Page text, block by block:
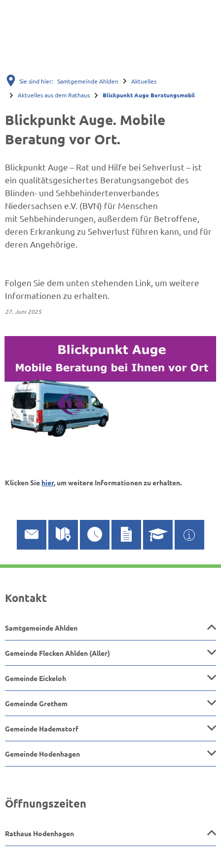
Sie sind hier: Samtgemeinde Ahlden
Aktuelles
Aktuelles aus dem Rathaus
Blickpunkt Auge Beratungsmobil
Blickpunkt Auge. Mobile
Beratung vor Ort.
Blickpunkt Auge – Rat und Hilfe bei Sehverlust – ist
ein qualitätsgesichertes Beratungsangebot des
Blinden- und Sehbehindertenverbandes
Niedersachsen e.V. (BVN) für Menschen
mit Sehbehinderungen, außerdem für Betroffene,
deren Erkrankung zu Sehverlust führen kann, und für
deren Angehörige.
Folgen Sie dem unten stehenden Link, um weitere
Informationen zu erhalten.
27. Juni 2025
Klicken Sie hier, um weitere Informationen zu erhalten.
Kontakt
Samtgemeinde Ahlden
Gemeinde Flecken Ahlden (Aller)
Gemeinde Eickeloh
Gemeinde Grethem
Gemeinde Hademstorf
Gemeinde Hodenhagen
Öffnungszeiten
Rathaus Hodenhagen